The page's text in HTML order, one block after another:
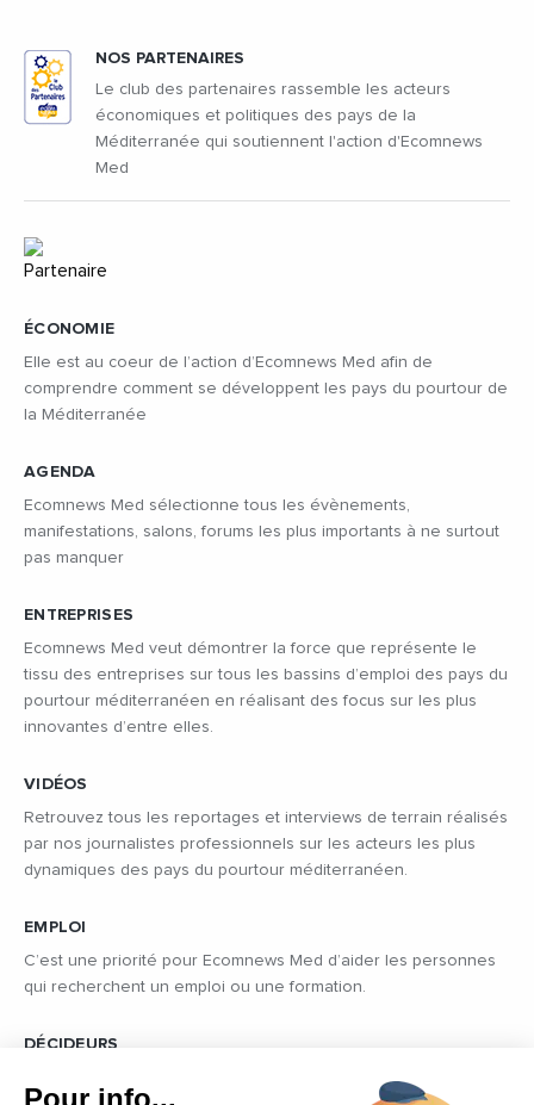
ÉCONOMIE
Elle est au coeur de l’action d’Ecomnews Med afin de
comprendre comment se développent les pays du pourtour de
la Méditerranée
AGENDA
Ecomnews Med sélectionne tous les évènements,
manifestations, salons, forums les plus importants à ne surtout
pas manquer
ENTREPRISES
Ecomnews Med veut démontrer la force que représente le
tissu des entreprises sur tous les bassins d’emploi des pays du
pourtour méditerranéen en réalisant des focus sur les plus
innovantes d’entre elles.
VIDÉOS
Retrouvez tous les reportages et interviews de terrain réalisés
par nos journalistes professionnels sur les acteurs les plus
dynamiques des pays du pourtour méditerranéen.
EMPLOI
C’est une priorité pour Ecomnews Med d’aider les personnes
qui recherchent un emploi ou une formation.
DÉCIDEURS
NOS PARTENAIRES
Le club des partenaires rassemble les acteurs
économiques et politiques des pays de la
Méditerranée qui soutiennent l'action d'Ecomnews
Med
Pour info...